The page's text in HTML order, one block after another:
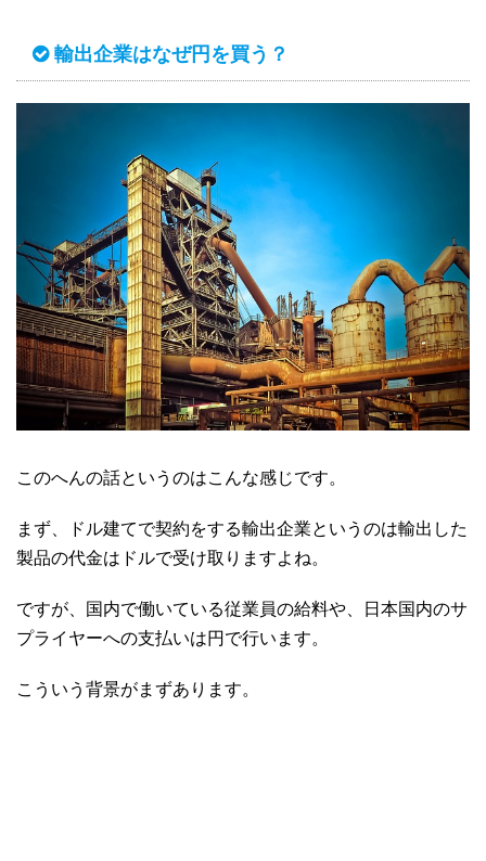
輸出企業はなぜ円を買う？
このへんの話というのはこんな感じです。
まず、ドル建てで契約をする輸出企業というのは輸出した
製品の代金はドルで受け取りますよね。
ですが、国内で働いている従業員の給料や、日本国内のサ
プライヤーへの支払いは円で行います。
こういう背景がまずあります。